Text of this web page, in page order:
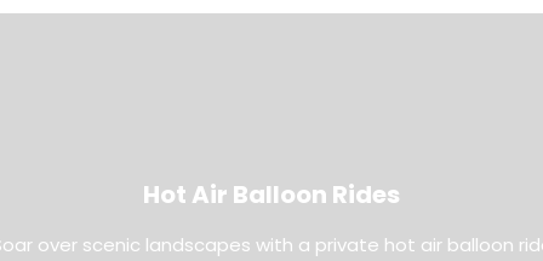
Hot Air Balloon Rides
over scenic landscapes with a private hot air balloon